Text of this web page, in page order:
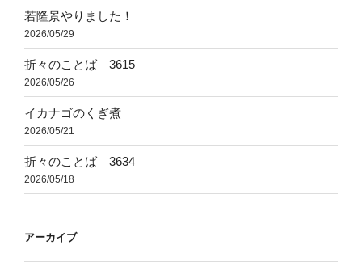
若隆景やりました！
2026/05/29
折々のことば 3615
2026/05/26
イカナゴのくぎ煮
2026/05/21
折々のことば 3634
2026/05/18
アーカイブ